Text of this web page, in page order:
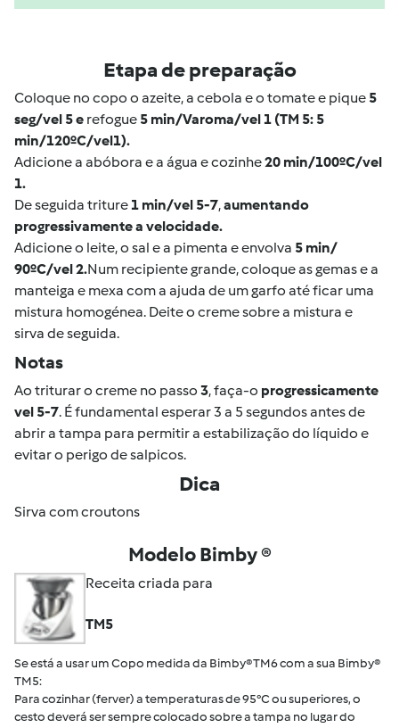
Etapa de preparação
Coloque no copo o azeite, a cebola e o tomate e pique 5
seg/vel 5 e refogue 5 min/Varoma/vel 1 (TM 5: 5
min/120ºC/vel1).
Adicione a abóbora e a água e cozinhe20 min/100ºC/vel
1.
De seguida triture 1 min/vel 5-7,aumentando
progressivamente a velocidade.
Adicione o leite, o sal e a pimenta e envolva 5 min/
90ºC/vel 2.Num recipiente grande, coloque as gemas e a
manteiga e mexa com a ajuda de um garfo até ficar uma
mistura homogénea. Deite o creme sobre a mistura e
sirva de seguida.
Notas
Ao triturar o creme no passo 3, faça-o progressicamente
vel 5-7. É fundamental esperar 3 a 5 segundos antes de
abrir a tampa para permitir a estabilização do líquido e
evitar o perigo de salpicos.
Dica
Sirva com croutons
Modelo Bimby ®
Receita criada para
TM5
Se está a usar um Copo medida da Bimby® TM6 com a sua Bimby®
TM5:
Para cozinhar (ferver) a temperaturas de 95°C ou superiores, o
cesto deverá ser sempre colocado sobre a tampa no lugar do